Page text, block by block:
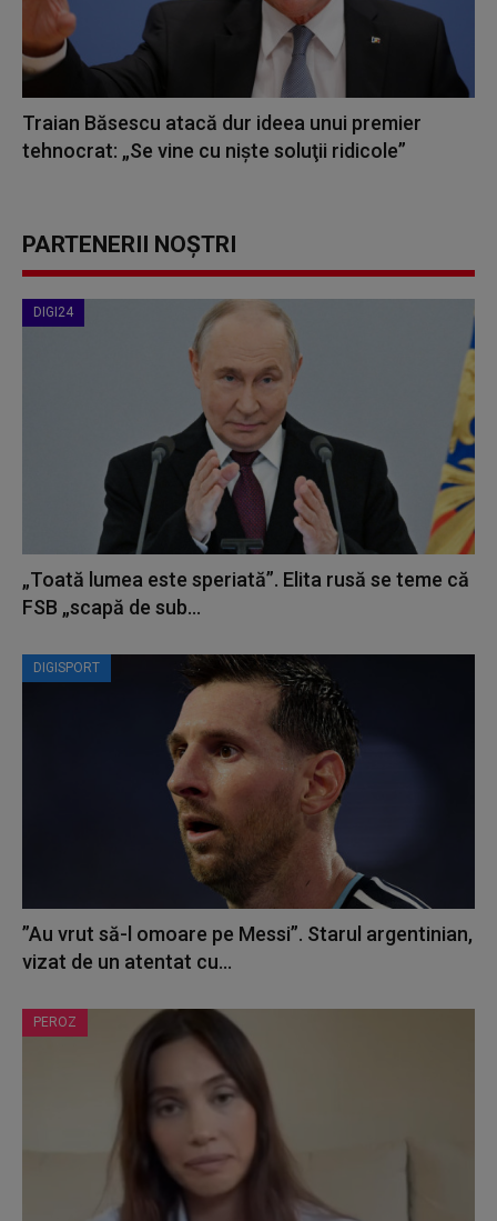
Traian Băsescu atacă dur ideea unui premier
tehnocrat: „Se vine cu nişte soluţii ridicole”
PARTENERII NOȘTRI
DIGI24
„Toată lumea este speriată”. Elita rusă se teme că
FSB „scapă de sub...
DIGISPORT
”Au vrut să-l omoare pe Messi”. Starul argentinian,
vizat de un atentat cu...
PEROZ